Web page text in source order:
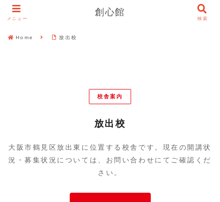
Home 放出校
校舎案内
放出校
大阪市鶴見区放出東に位置する校舎です。現在の開講状
況・募集状況については、お問い合わせにてご確認くだ
さい。
メニュー
創心館
検索